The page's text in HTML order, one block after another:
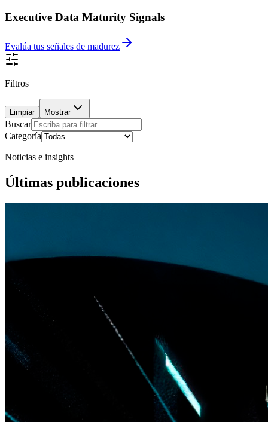
Executive Data Maturity Signals
Evalúa tus señales de madurez
Filtros
Limpiar Mostrar
Buscar
Categoría
Noticias e insights
Últimas publicaciones